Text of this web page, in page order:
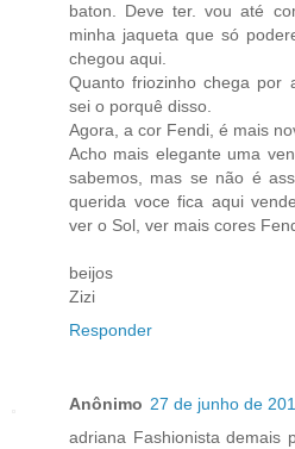
baton. Deve ter. vou até
minha jaqueta que só
chegou aqui.
Quanto friozinho chega por
sei o porquê disso.
Agora, a cor Fendi, é mais
Acho mais elegante uma
sabemos, mas se não é
querida voce fica aqui
ver o Sol, ver mais cores
beijos
Zizi
Responder
Anônimo 27 de junho de
adriana Fashionista demais